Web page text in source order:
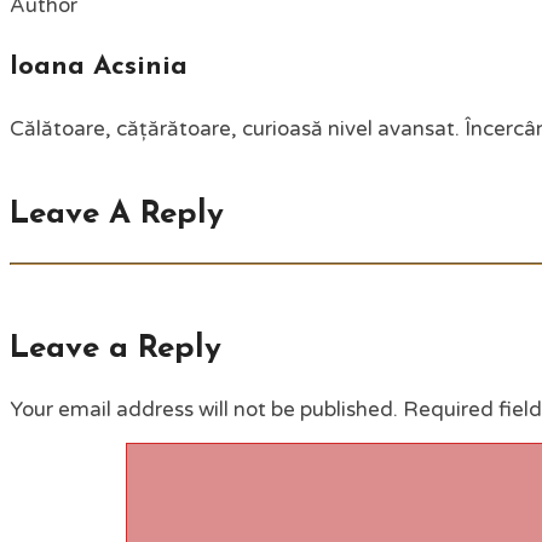
Author
Ioana Acsinia
Călătoare, cățărătoare, curioasă nivel avansat.
Leave A Reply
Leave a Reply
Your email address will not be published. Required